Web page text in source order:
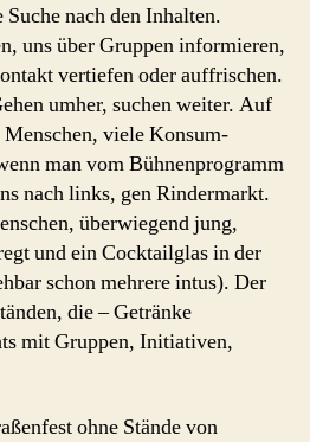
nach den Inhalten.
uns über Gruppen informieren,
vertiefen oder auffrischen.
umher, suchen weiter. Auf
viele Konsum-
man vom Bühnenprogramm
nach links, gen Rindermarkt.
überwiegend jung,
und ein Cocktailglas in der
schon mehrere intus). Der
die – Getränke
mit Gruppen, Initiativen,
ohne Stände von